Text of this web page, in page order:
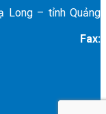
Long – tỉnh Quảng
Fax: